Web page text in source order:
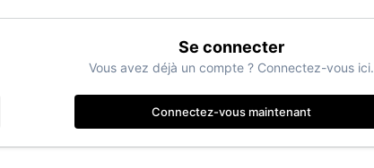
Se connecter
Vous avez déjà un compte ? Connectez-vous ici.
Connectez-vous maintenant